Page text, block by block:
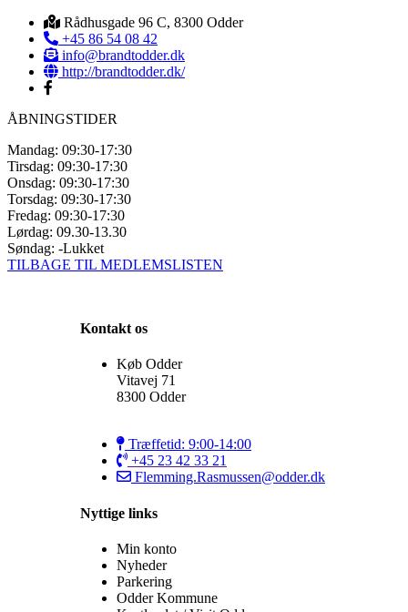
Rådhusgade 96 C, 8300 Odder
+45 86 54 08 42
info@brandtodder.dk
http://brandtodder.dk/
ÅBNINGSTIDER
Mandag: 09:30-17:30
Tirsdag: 09:30-17:30
Onsdag: 09:30-17:30
Torsdag: 09:30-17:30
Fredag: 09:30-17:30
Lørdag: 09.30-13.30
Søndag: -Lukket
TILBAGE TIL MEDLEMSLISTEN
Kontakt os
Køb Odder
Vitavej 71
8300 Odder
Træffetid: 9:00-14:00
+45 23 42 33 21
Flemming.Rasmussen@odder.dk
Nyttige links
Min konto
Nyheder
Parkering
Odder Kommune